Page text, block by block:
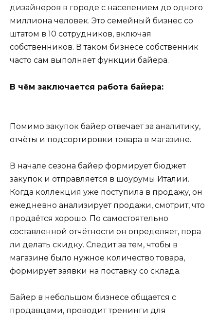
дизайнеров в городе с населением до одного
миллиона человек. Это семейный бизнес со
штатом в 10 сотрудников, включая
собственников. В таком бизнесе собственник
часто сам выполняет функции байера.
В чём заключается работа байера:
Помимо закупок байер отвечает за аналитику,
отчёты и подсортировки товара в магазине.
В начале сезона байер формирует бюджет
закупок и отправляется в шоурумы Италии.
Когда коллекция уже поступила в продажу, он
ежедневно анализирует продажи, смотрит, что
продаётся хорошо. По самостоятельно
составленной отчётности он определяет, пора
ли делать скидку. Следит за тем, чтобы в
магазине было нужное количество товара,
формирует заявки на поставку со склада.
Байер в небольшом бизнесе общается с
продавцами, проводит тренинги для